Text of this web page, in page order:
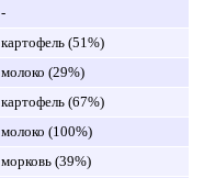
-
картофель (51%)
молоко (29%)
картофель (67%)
молоко (100%)
морковь (39%)